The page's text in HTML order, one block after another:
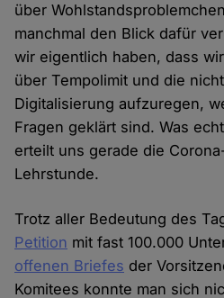
über
manchmal den Blick dafür
wir eigentlich haben, dass
über Tempolimit und die
Digitalisierung aufzuregen,
Fragen geklärt sind. Was
erteilt uns gerade die
Lehrstunde.
Trotz aller Bedeutung des
Petition mit fast 100.000
offenen Briefes der
Komitees konnte man sich